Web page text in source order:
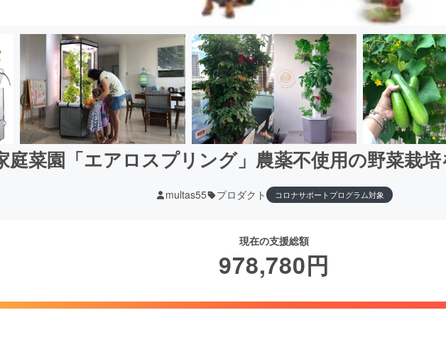
庭菜園「エアロスプリング」農薬不使用の野菜栽
multas55 プロダクト コロナサポートプログラム対象
現在の支援総額
978,780円